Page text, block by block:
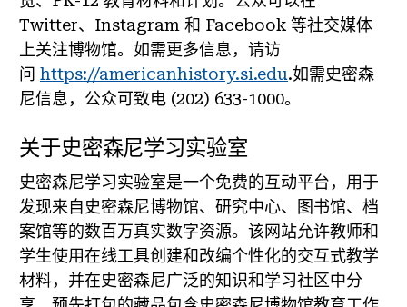
Twitter、Instagram 和 Facebook 等社交媒体
上关注博物馆。如需更多信息，请访
问 https://americanhistory.si.edu.如需史密森
尼信息，公众可致电 (202) 633-1000。
关于史密森尼学习实验室
史密森尼学习实验室是一个免费的互动平台，用于
发现来自史密森尼博物馆、研究中心、图书馆、档
案馆等的数百万真实数字资源。该网站允许教师和
学生使用在线工具创建和改编个性化的交互式教学
材料，并在史密森尼广泛的知识和学习社区中分